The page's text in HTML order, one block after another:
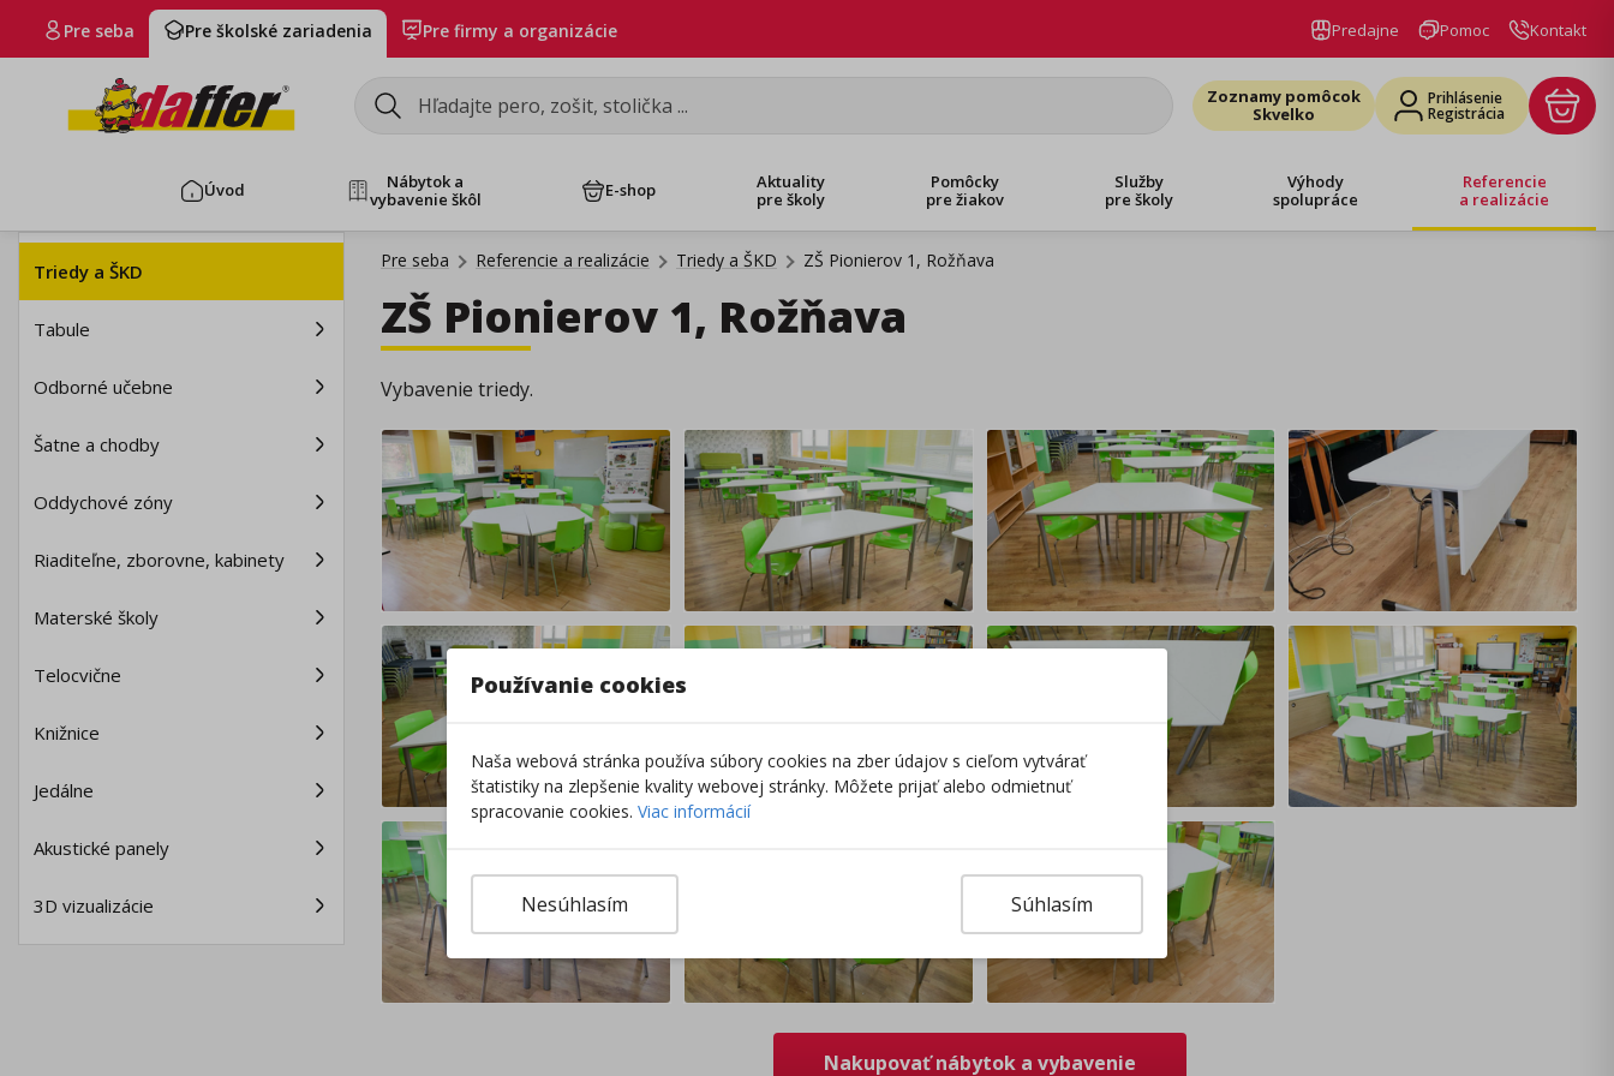
Pre seba Pre školské zariadenia Pre firmy a organizácie Predajne Pomoc Kontakt
Zoznamy pomôcok
Skvelko
Prihlásenie
Registrácia
Úvod
Nábytok a
vybavenie škôl
E-shop
Aktuality
pre školy
Pomôcky
pre žiakov
Služby
pre školy
Výhody
spolupráce
Referencie
a realizácie
Triedy a ŠKD
Tabule
Odborné učebne
Šatne a chodby
Oddychové zóny
Riaditeľne, zborovne, kabinety
Materské školy
Telocvične
Knižnice
Jedálne
Akustické panely
3D vizualizácie
Pre seba Referencie a realizácie Triedy a ŠKD ZŠ Pionierov 1, Rožňava
ZŠ Pionierov 1, Rožňava
Vybavenie triedy.
Nakupovať nábytok a vybavenie
Používanie cookies
Naša webová stránka používa súbory cookies na zber údajov s cieľom vytvárať
štatistiky na zlepšenie kvality webovej stránky. Môžete prijať alebo odmietnuť
spracovanie cookies. Viac informácií
Súhlasím
Nesúhlasím